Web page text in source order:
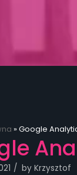
» Google
by Krzysztof